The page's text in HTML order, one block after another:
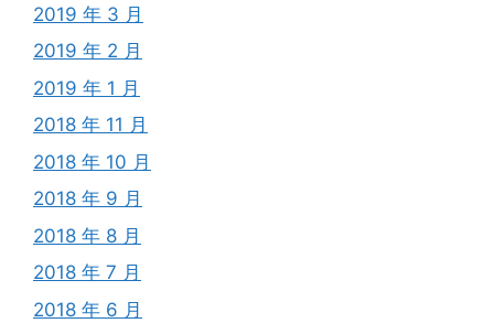
2019 年 3 月
2019 年 2 月
2019 年 1 月
2018 年 11 月
2018 年 10 月
2018 年 9 月
2018 年 8 月
2018 年 7 月
2018 年 6 月